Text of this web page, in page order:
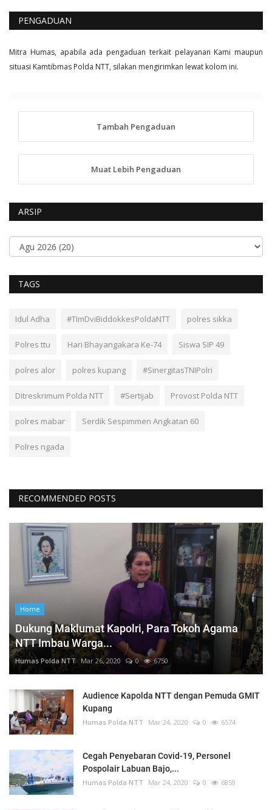
PENGADUAN
Mitra Humas, apabila ada pengaduan terkait pelayanan Kami maupun
situasi Kamtibmas Polda NTT, silakan mengirimkan lewat kolom ini.
Tambah Pengaduan
Muat Lebih Pengaduan
ARSIP
TAGS
Idul Adha #TImDviBiddokkesPoldaNTT polres sikka
Polres ttu Hari Bhayangakara Ke-74 Siswa SIP 49
polres alor polres kupang #SinergitasTNIPolri
Ditreskrimum Polda NTT #Sertijab Provost Polda NTT
polres mabar Serdik Sespimmen Angkatan 60
Polres ngada
RECOMMENDED POSTS
Home
Dukung Maklumat Kapolri, Para Tokoh Agama
NTT Imbau Warga...
Humas Polda NTT Mar 26, 2020 0 6750
Audience Kapolda NTT dengan Pemuda GMIT
Kupang
Humas Polda NTT Mar 24, 2020 0 6574
Cegah Penyebaran Covid-19, Personel
Pospolair Labuan Bajo,...
Humas Polda NTT Mar 24, 2020 0 6859